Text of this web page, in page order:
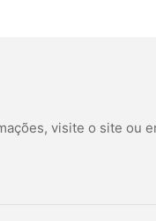
visite o site ou